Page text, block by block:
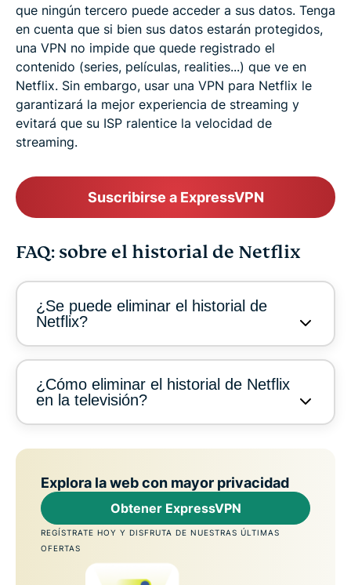
que ningún tercero puede acceder a sus datos. Tenga
en cuenta que si bien sus datos estarán protegidos,
una VPN no impide que quede registrado el
contenido (series, películas, realities...) que ve en
Netflix. Sin embargo, usar una VPN para Netflix le
garantizará la mejor experiencia de streaming y
evitará que su ISP ralentice la velocidad de
streaming.
Suscribirse a ExpressVPN
FAQ: sobre el historial de Netflix
¿Se puede eliminar el historial de
Netflix?
¿Cómo eliminar el historial de Netflix
en la televisión?
Explora la web con mayor privacidad
Obtener ExpressVPN
REGÍSTRATE HOY Y DISFRUTA DE NUESTRAS ÚLTIMAS
OFERTAS